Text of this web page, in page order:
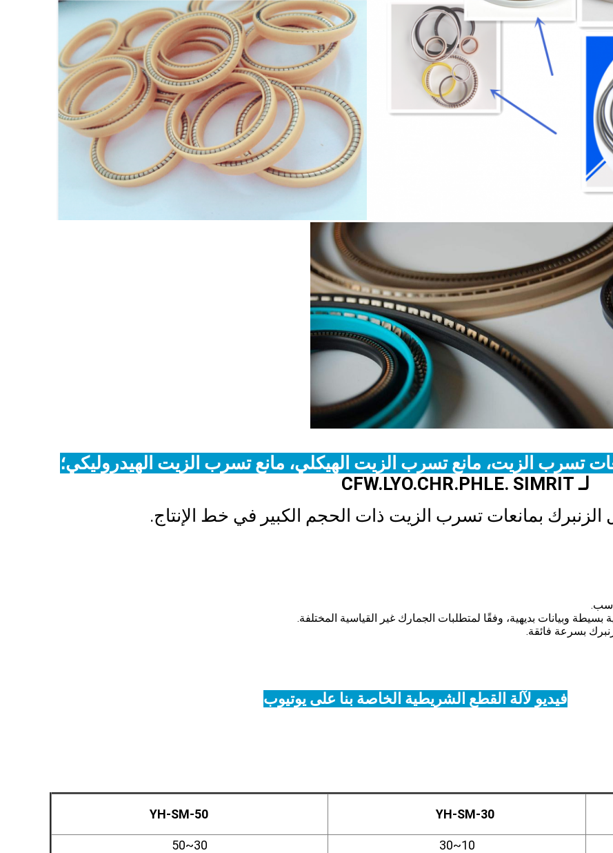
تسرب الزيت، مانع تسرب الزيت الهيكلي، مانع تسرب الزيت الهيدروليكي؛
لـ CFW.LYO.CHR.PHLE. SIMRIT
الزنبرك بمانعات تسرب الزيت ذات الحجم الكبير في خط الإنتاج.
بسرعة فائقة.
فيديو لآلة القطع الشريطية الخاصة بنا على يوتيوب
الفنية
YH-SM-50
10~30
30~50